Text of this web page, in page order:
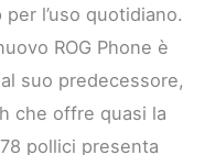
l’uso quotidiano.
ROG Phone è
suo predecessore,
che offre quasi la
pollici presenta